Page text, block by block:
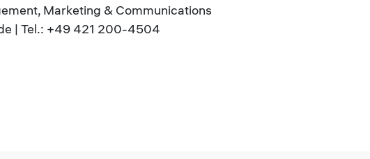
Marketing & Communications
| Tel.: +49 421 200-4504